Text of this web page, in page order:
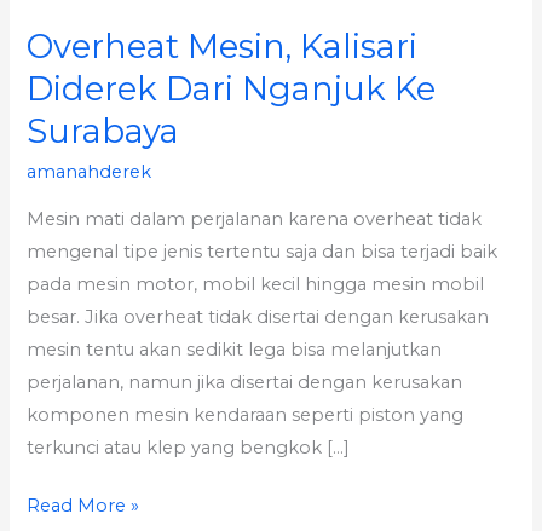
Overheat Mesin, Kalisari
Diderek Dari Nganjuk Ke
Surabaya
amanahderek
Mesin mati dalam perjalanan karena overheat tidak
mengenal tipe jenis tertentu saja dan bisa terjadi baik
pada mesin motor, mobil kecil hingga mesin mobil
besar. Jika overheat tidak disertai dengan kerusakan
mesin tentu akan sedikit lega bisa melanjutkan
perjalanan, namun jika disertai dengan kerusakan
komponen mesin kendaraan seperti piston yang
terkunci atau klep yang bengkok […]
Read More »